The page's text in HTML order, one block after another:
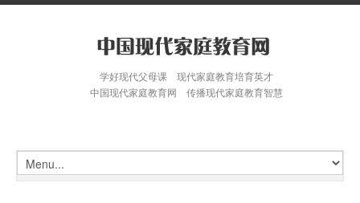
学好现代父母课 现代家庭教育培育英才
中国现代家庭教育网 传播现代家庭教育智慧